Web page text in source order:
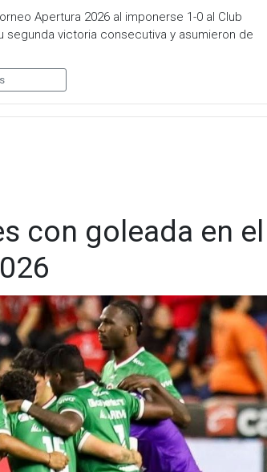
Apertura 2026 al imponerse 1-0 al Club
segunda victoria consecutiva y asumieron de
y la jugada que definió el partido llegó desde
festejo de la afición rojinegra.
el manchón penal, luego de que el
una destacada atajada a un cobro de Mourad
seis puntos en dos jornadas, luego de
un arranque ideal en el campeonato. Mientras
la parte baja de la clasificación tras sufrir su
con goleada en el